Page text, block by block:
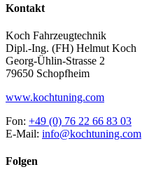
Kontakt
Koch Fahrzeugtechnik
Dipl.-Ing. (FH) Helmut Koch
Georg-Ühlin-Strasse 2
79650 Schopfheim
www.kochtuning.com
Fon: +49 (0) 76 22 66 83 03
E-Mail: info@kochtuning.com
Folgen